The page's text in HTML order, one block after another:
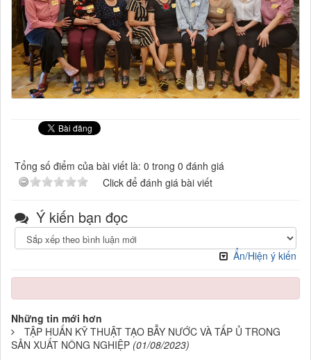
Tổng số điểm của bài viết là: 0 trong 0 đánh giá
Click để đánh giá bài viết
Ý kiến bạn đọc
Ẩn/Hiện ý kiến
Những tin mới hơn
TẬP HUẤN KỸ THUẬT TẠO BẪY NƯỚC VÀ TẤP Ủ TRONG
SẢN XUẤT NÔNG NGHIỆP (01/08/2023)